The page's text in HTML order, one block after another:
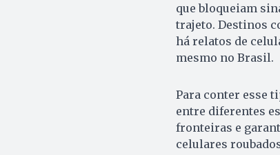
que bloqueiam
trajeto. Destinos
há relatos de
mesmo no Brasil.
Para conter esse
entre diferentes
fronteiras e
celulares